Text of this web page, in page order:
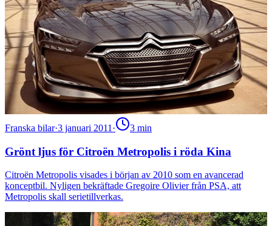
Franska bilar·3 januari 2011 · 3 min
Grönt ljus för Citroën Metropolis i röda Kina
Citroën Metropolis visades i början av 2010 som en avancerad
konceptbil. Nyligen bekräftade Gregoire Olivier från PSA, att
Metropolis skall serietillverkas.